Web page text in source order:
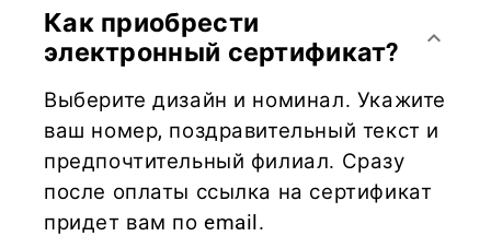
Как приобрести
электронный сертификат?
keyboard_arrow_down
Выберите дизайн и номинал. Укажите
ваш номер, поздравительный текст и
предпочтительный филиал. Сразу
после оплаты ссылка на сертификат
придет вам по email.